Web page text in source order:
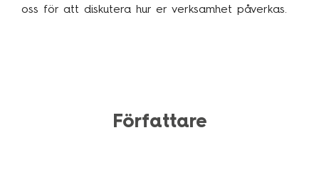
oss för att diskutera hur er verksamhet påverkas.
Författare